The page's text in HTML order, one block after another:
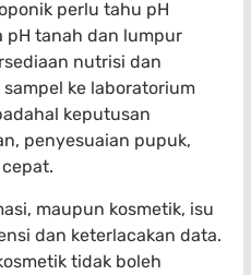
perlu tahu pH
pH tanah dan lumpur
nutrisi dan
ke laboratorium
keputusan
penyesuaian pupuk,
maupun kosmetik, isu
dan keterlacakan data.
tidak boleh